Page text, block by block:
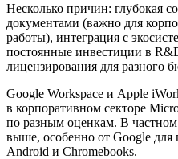
Несколько причин: глубокая
документами (важно для
работы), интеграция с
постоянные инвестиции в
лицензирования для разного
Google Workspace и Apple
в корпоративном секторе
по разным оценкам. В
выше, особенно от Google для
Android и Chromebooks.